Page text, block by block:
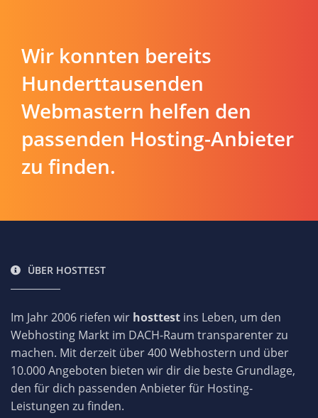
Wir konnten bereits
Hunderttausenden
Webmastern helfen den
passenden Hosting-Anbieter
zu finden.
ÜBER HOSTTEST
Im Jahr 2006 riefen wir hosttest ins Leben, um den
Webhosting Markt im DACH-Raum transparenter zu
machen. Mit derzeit über 400 Webhostern und über
10.000 Angeboten bieten wir dir die beste Grundlage,
den für dich passenden Anbieter für Hosting-
Leistungen zu finden.